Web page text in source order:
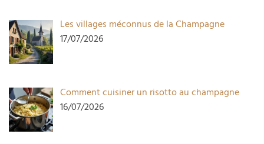
Les villages méconnus de la Champagne
17/07/2026
Comment cuisiner un risotto au champagne
16/07/2026